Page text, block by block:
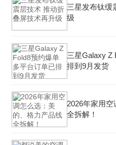
三星发布钛缓
级
三星Galaxy Z
排到9月发货
2026年家用
全拆解！